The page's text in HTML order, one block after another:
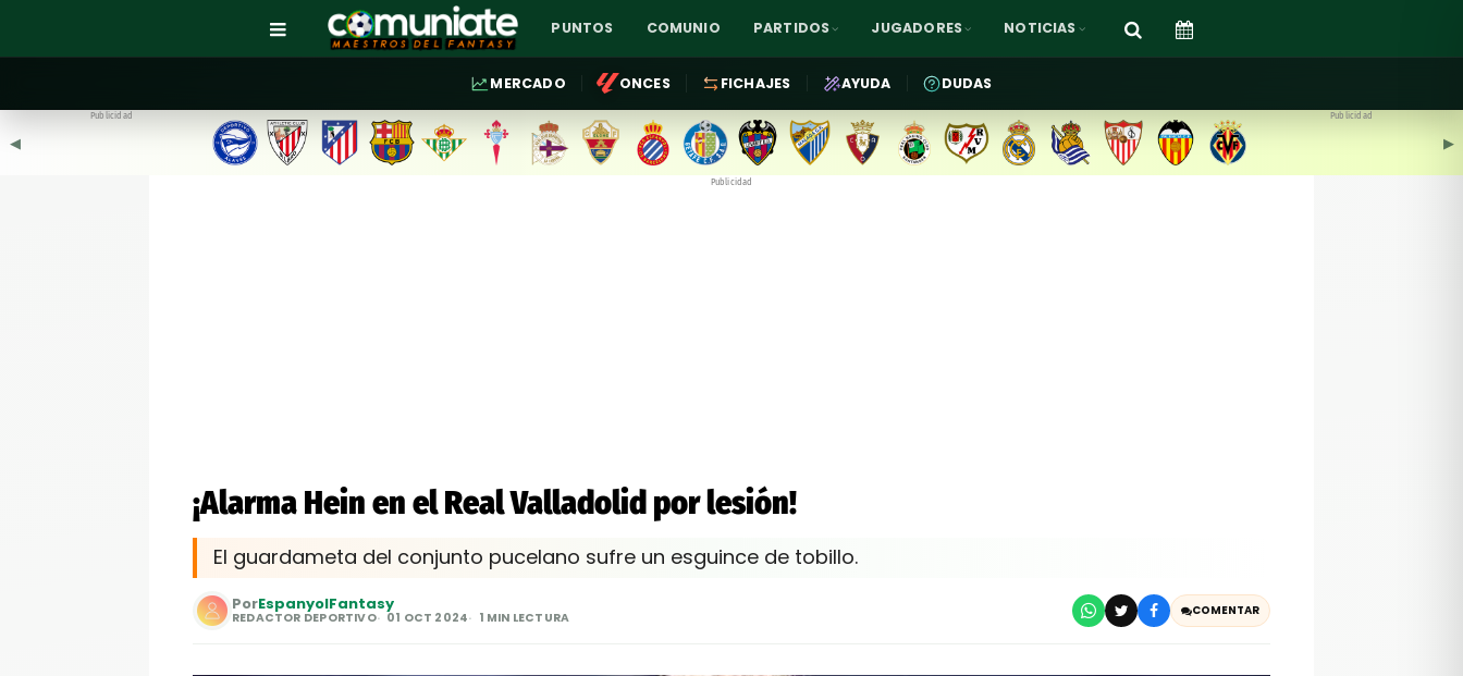
PUNTOS COMUNIO PARTIDOS JUGADORES NOTICIAS
MERCADO ONCES FICHAJES AYUDA DUDAS
◀︎ ▶︎
Publicidad Publicidad
Publicidad
¡Alarma Hein en el Real Valladolid por lesión!
El guardameta del conjunto pucelano sufre un esguince de tobillo.
PorEspanyolFantasy
REDACTOR DEPORTIVO 01 OCT 2024 1 MIN LECTURA COMENTAR